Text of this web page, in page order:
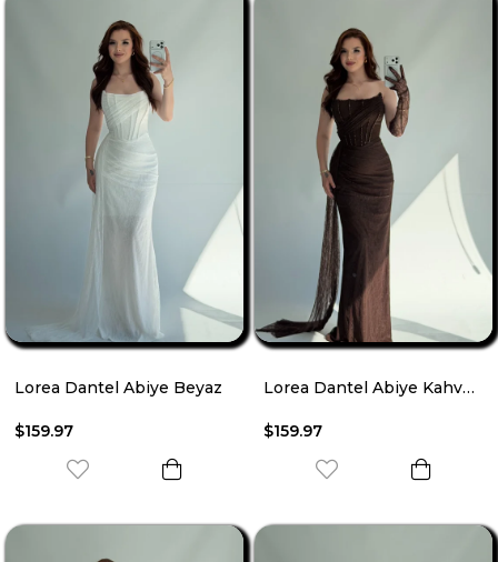
Lorea Dantel Abiye Beyaz
$159.97
Lorea Dantel Abiye Kahverengi
$159.97